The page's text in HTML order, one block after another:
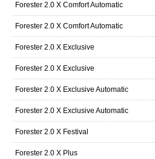
Forester 2.0 X Comfort Automatic
Forester 2.0 X Comfort Automatic
Forester 2.0 X Exclusive
Forester 2.0 X Exclusive
Forester 2.0 X Exclusive Automatic
Forester 2.0 X Exclusive Automatic
Forester 2.0 X Festival
Forester 2.0 X Plus